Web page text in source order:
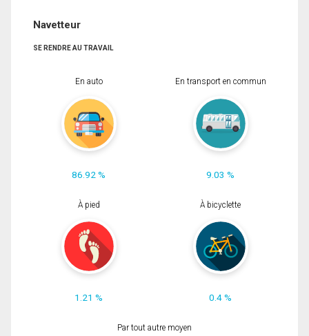
Navetteur
SE RENDRE AU TRAVAIL
En auto
86.92 %
En transport en commun
9.03 %
À pied
1.21 %
À bicyclette
0.4 %
Par tout autre moyen